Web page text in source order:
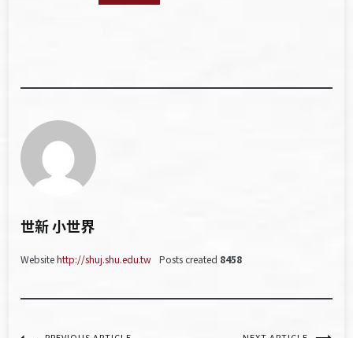
世新 小世界
Websitehttp://shuj.shu.edu.tw Posts created 8458